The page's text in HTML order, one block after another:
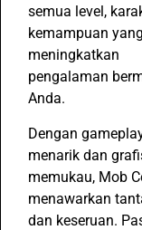
semua level,
kemampuan
meningkatkan
pengalaman
Anda.
Dengan
menarik dan
memukau, Mob
menawarkan
dan keseruan.